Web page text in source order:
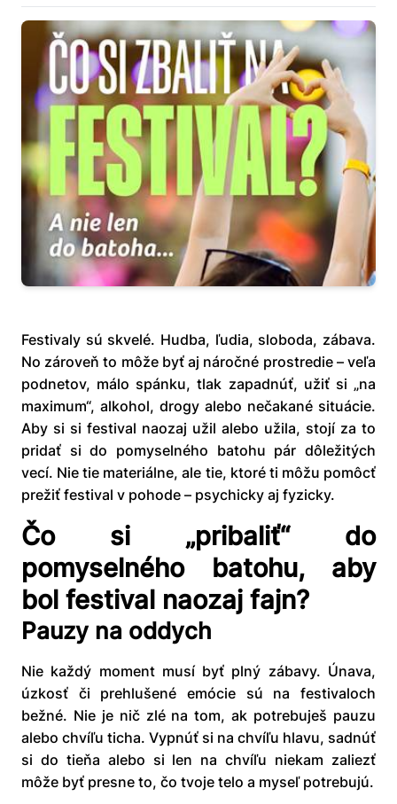
Festivaly sú skvelé. Hudba, ľudia, sloboda, zábava.
No zároveň to môže byť aj náročné prostredie – veľa
podnetov, málo spánku, tlak zapadnúť, užiť si „na
maximum“, alkohol, drogy alebo nečakané situácie.
Aby si si festival naozaj užil alebo užila, stojí za to
pridať si do pomyselného batohu pár dôležitých
vecí. Nie tie materiálne, ale tie, ktoré ti môžu pomôcť
prežiť festival v pohode – psychicky aj fyzicky.
Čo si „pribaliť“ do
pomyselného batohu, aby
bol festival naozaj fajn?
Pauzy na oddych
Nie každý moment musí byť plný zábavy. Únava,
úzkosť či prehlušené emócie sú na festivaloch
bežné. Nie je nič zlé na tom, ak potrebuješ pauzu
alebo chvíľu ticha. Vypnúť si na chvíľu hlavu, sadnúť
si do tieňa alebo si len na chvíľu niekam zaliezť
môže byť presne to, čo tvoje telo a myseľ potrebujú.